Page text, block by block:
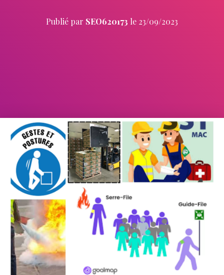
Publié par SEO620173 le 23/09/2023